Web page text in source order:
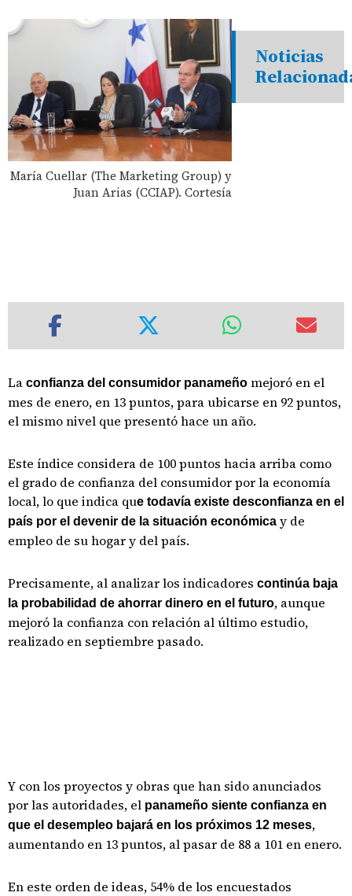
María Cuellar (The Marketing Group) y
Juan Arias (CCIAP). Cortesía
Noticias
La confianza del consumidor panameño mejoró en el
mes de enero, en 13 puntos, para ubicarse en 92 puntos,
el mismo nivel que presentó hace un año.
Este índice considera de 100 puntos hacia arriba como
el grado de confianza del consumidor por la economía
local, lo que indica que todavía existe desconfianza en el
país por el devenir de la situación económica y de
empleo de su hogar y del país.
Precisamente, al analizar los indicadores continúa baja
la probabilidad de ahorrar dinero en el futuro, aunque
mejoró la confianza con relación al último estudio,
realizado en septiembre pasado.
Y con los proyectos y obras que han sido anunciados
por las autoridades, el panameño siente confianza en
que el desempleo bajará en los próximos 12 meses,
aumentando en 13 puntos, al pasar de 88 a 101 en enero.
En este orden de ideas, 54% de los encuestados